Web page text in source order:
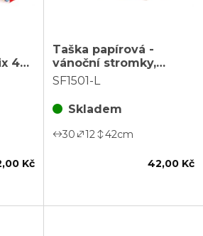
4
Kč
Taška papírová -
vánoční stromky,
růžová, vel. L
SF1501-L
Skladem
30 12 42cm
42,00 Kč